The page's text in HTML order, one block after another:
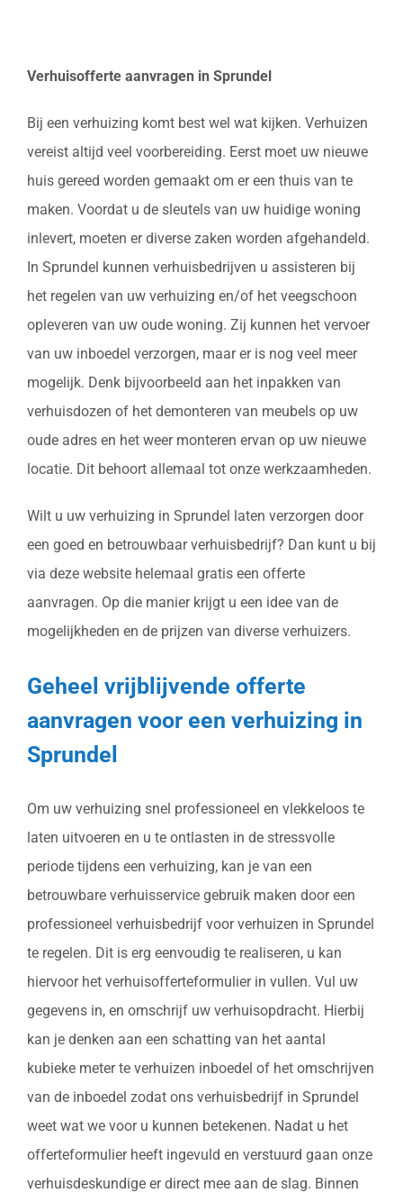
Verhuisofferte aanvragen in Sprundel
Bij een verhuizing komt best wel wat kijken. Verhuizen
vereist altijd veel voorbereiding. Eerst moet uw nieuwe
huis gereed worden gemaakt om er een thuis van te
maken. Voordat u de sleutels van uw huidige woning
inlevert, moeten er diverse zaken worden afgehandeld.
In Sprundel kunnen verhuisbedrijven u assisteren bij
het regelen van uw verhuizing en/of het veegschoon
opleveren van uw oude woning. Zij kunnen het vervoer
van uw inboedel verzorgen, maar er is nog veel meer
mogelijk. Denk bijvoorbeeld aan het inpakken van
verhuisdozen of het demonteren van meubels op uw
oude adres en het weer monteren ervan op uw nieuwe
locatie. Dit behoort allemaal tot onze werkzaamheden.
Wilt u uw verhuizing in Sprundel laten verzorgen door
een goed en betrouwbaar verhuisbedrijf? Dan kunt u bij
via deze website helemaal gratis een offerte
aanvragen. Op die manier krijgt u een idee van de
mogelijkheden en de prijzen van diverse verhuizers.
Geheel vrijblijvende offerte
aanvragen voor een verhuizing in
Sprundel
Om uw verhuizing snel professioneel en vlekkeloos te
laten uitvoeren en u te ontlasten in de stressvolle
periode tijdens een verhuizing, kan je van een
betrouwbare verhuisservice gebruik maken door een
professioneel verhuisbedrijf voor verhuizen in Sprundel
te regelen. Dit is erg eenvoudig te realiseren, u kan
hiervoor het verhuisofferteformulier in vullen. Vul uw
gegevens in, en omschrijf uw verhuisopdracht. Hierbij
kan je denken aan een schatting van het aantal
kubieke meter te verhuizen inboedel of het omschrijven
van de inboedel zodat ons verhuisbedrijf in Sprundel
weet wat we voor u kunnen betekenen. Nadat u het
offerteformulier heeft ingevuld en verstuurd gaan onze
verhuisdeskundige er direct mee aan de slag. Binnen